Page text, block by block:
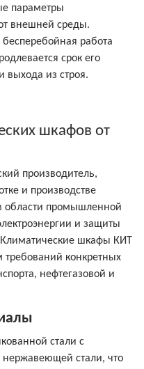
параметры
внешней среды.
бесперебойная работа
срок его
из строя.
шкафов от
производитель,
и производстве
области промышленной
и защиты
шкафы КИТ
требований конкретных
нефтегазовой и
стали с
стали, что